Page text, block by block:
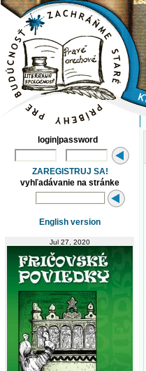
login|password
ZAREGISTRUJ SA!
vyhľadávanie na stránke
English version
Jul 27, 2020